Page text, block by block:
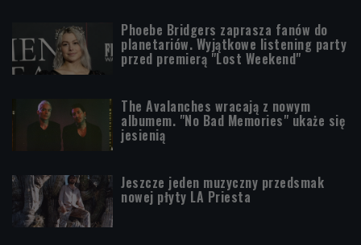
Phoebe Bridgers zaprasza fanów do
planetariów. Wyjątkowe listening party
przed premierą "Lost Weekend"
The Avalanches wracają z nowym
albumem. "No Bad Memories" ukaże się
jesienią
Jeszcze jeden muzyczny przedsmak
nowej płyty LA Priesta